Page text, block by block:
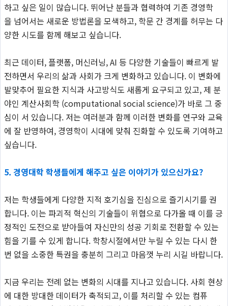
하고 싶은 일이 많습니다. 뛰어난 분들과 협력하여 기존 경영학
을 넘어서는 새로운 방법론을 모색하고, 학문 간 경계를 허무는 다
양한 시도를 함께 해보고 싶습니다.
최근 데이터, 플랫폼, 머신러닝, AI 등 다양한 기술들이 빠르게 발
전하면서 우리의 삶과 사회가 크게 변화하고 있습니다. 이 변화에
발맞추어 필요한 지식과 사고방식도 새롭게 요구되고 있고, 제 분
야인 계산사회학 (computational social science)가 바로 그 중
심이 서 있습니다. 저는 여러분과 함께 이러한 변화를 연구와 교육
에 잘 반영하여, 경영학이 시대에 맞춰 진화할 수 있도록 기여하고
싶습니다.
5. 경영대학 학생들에게 해주고 싶은 이야기가 있으신가요?
저는 학생들에게 다양한 지적 호기심을 진심으로 즐기시기를 권
합니다. 이는 파괴적 혁신의 기술들이 위협으로 다가올 때 이를 긍
정적인 도전으로 받아들여 자신만의 성공 기회로 전환할 수 있는
힘을 기를 수 있게 합니다. 학창시절에서만 누릴 수 있는 다시 한
번 없을 소중한 특권을 충분히 그리고 마음껏 누리 시길 바랍니다.
지금 우리는 전례 없는 변화의 시대를 지나고 있습니다. 사회 현상
에 대한 방대한 데이터가 축적되고, 이를 처리할 수 있는 컴퓨